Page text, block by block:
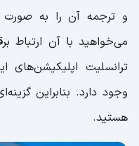
و ترجمه آن را به
می‌خواهید با آن ارتباط
ترانسلیت اپلیکیشن‌های
وجود دارد. بنابراین
هستید.